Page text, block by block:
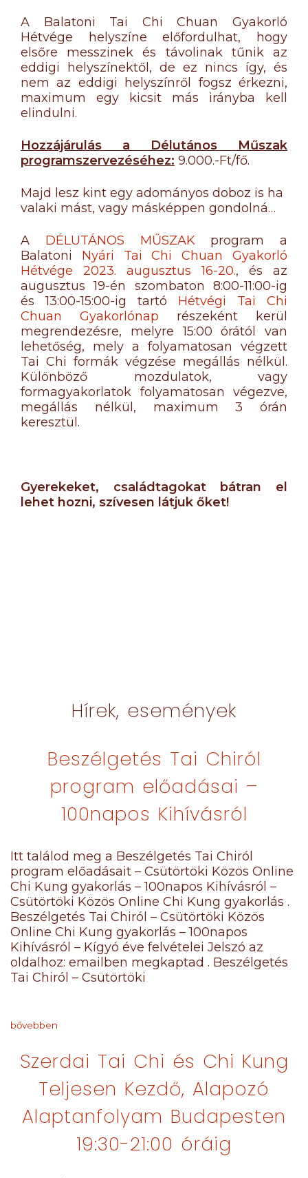
A Balatoni Tai Chi Chuan Gyakorló
Hétvége helyszíne előfordulhat, hogy
elsőre messzinek és távolinak tűnik az
eddigi helyszínektől, de ez nincs így, és
nem az eddigi helyszínről fogsz érkezni,
maximum egy kicsit más irányba kell
elindulni.
Hozzájárulás a Délutános Műszak
programszervezéséhez: 9.000.-Ft/fő.
Majd lesz kint egy adományos doboz is ha
valaki mást, vagy másképpen gondolná…
A DÉLUTÁNOS MŰSZAKprogram a
Balatoni Nyári Tai Chi Chuan Gyakorló
Hétvége 2023. augusztus 16-20., és az
augusztus 19-én szombaton 8:00-11:00-ig
és 13:00-15:00-ig tartó Hétvégi Tai Chi
Chuan Gyakorlónap részeként kerül
megrendezésre, melyre 15:00 órától van
lehetőség, mely a folyamatosan végzett
Tai Chi formák végzése megállás nélkül.
Különböző mozdulatok, vagy
formagyakorlatok folyamatosan végezve,
megállás nélkül, maximum 3 órán
keresztül.
Gyerekeket, családtagokat bátran el
lehet hozni, szívesen látjuk őket!
Hírek, események
Beszélgetés Tai Chiról
program előadásai –
100napos Kihívásról
Itt találod meg a Beszélgetés Tai Chiról
program előadásait – Csütörtöki Közös Online
Chi Kung gyakorlás – 100napos Kihívásról –
Csütörtöki Közös Online Chi Kung gyakorlás .
Beszélgetés Tai Chiról – Csütörtöki Közös
Online Chi Kung gyakorlás – 100napos
Kihívásról – Kígyó éve felvételei Jelszó az
oldalhoz: emailben megkaptad . Beszélgetés
Tai Chiról – Csütörtöki
bővebben
Szerdai Tai Chi és Chi Kung
Teljesen Kezdő, Alapozó
Alaptanfolyam Budapesten
19:30-21:00 óráig